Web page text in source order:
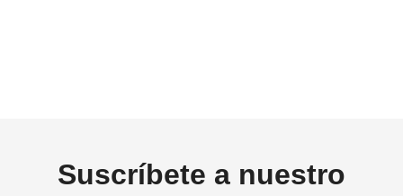
Suscríbete a nuestro